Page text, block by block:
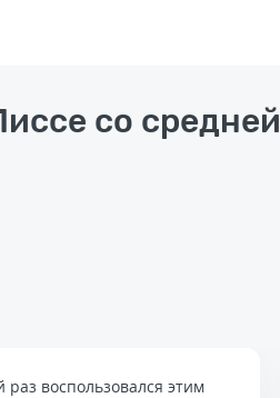
со средней
воспользовался этим